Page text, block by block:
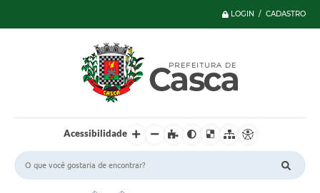
LOGIN / CADASTRO
Acessibilidade